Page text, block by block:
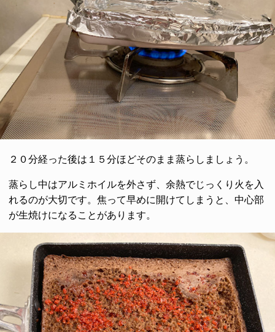
２０分経った後は１５分ほどそのまま蒸らしましょう。
蒸らし中はアルミホイルを外さず、余熱でじっくり火を入
れるのが大切です。焦って早めに開けてしまうと、中心部
が生焼けになることがあります。